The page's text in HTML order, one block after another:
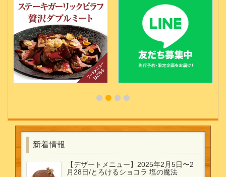
新着情報
【デザートメニュー】2025年2月5日〜2
月28日/とろけるショコラ 塩の魔法